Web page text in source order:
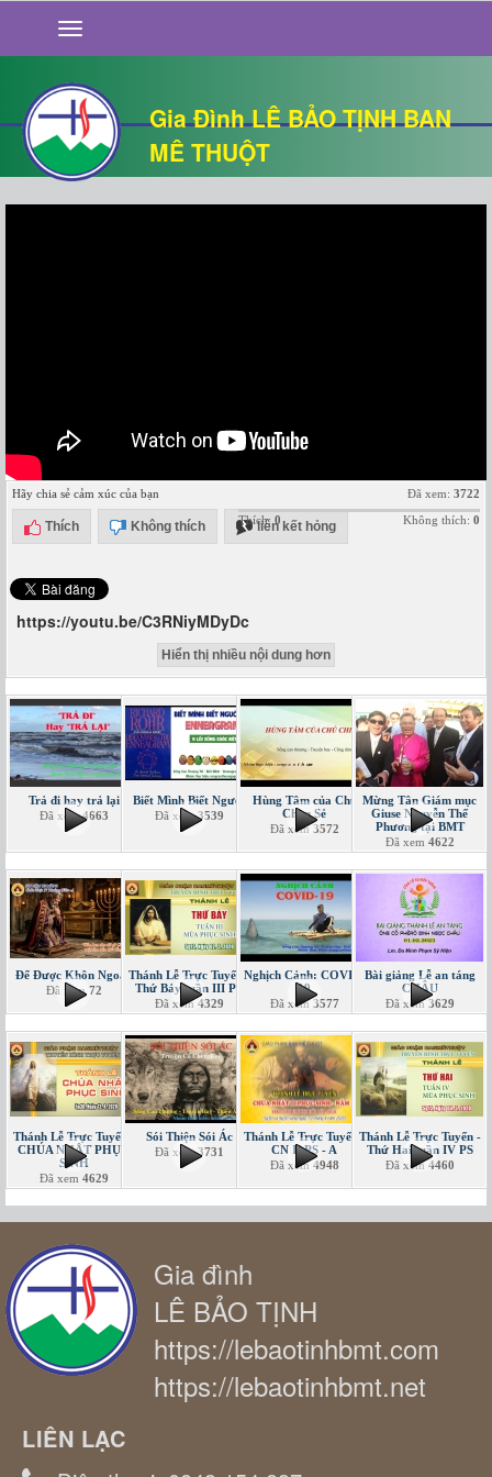
Gia Đình LÊ BẢO TỊNH BAN
MÊ THUỘT
GIỚI THIỆU
TIN TỨC
SỐNG ĐẠO
CHUYỆN NHÀ
QUÁN VĂN
Hãy chia sẻ cảm xúc của bạn
Thích Không thích liên kết hỏng
Đã xem: 3722
Thích: 0 Không thích: 0
https://youtu.be/C3RNiyMDyDc
Hiển thị nhiều nội dung hơn
Trả đi hay trả lại
Đã xem4663
Biết Mình Biết Người
Đã xem3539
Hùng Tâm của Chú
Chim Sẻ
Đã xem3572
Mừng Tân Giám mục
Giuse Nguyễn Thế
Phương tại BMT
Đã xem 4622
Để Được Khôn Ngoan
Đã xem 72
Thánh Lễ Trực Tuyến -
Thứ Bảy tuần III PS
Đã xem4329
Nghịch Cảnh: COVID-
19
Đã xem3577
Bài giảng Lễ an táng
CHÂU
Đã xem3629
Thánh Lễ Trực Tuyến -
CHÚA NHẬT PHỤC
SINH
Đã xem 4629
Sói Thiện Sói Ác
Đã xem3731
Thánh Lễ Trực Tuyến -
CN II PS - A
Đã xem4948
Thánh Lễ Trực Tuyến -
Thứ Hai tuần IV PS
Đã xem4460
Gia đình
LÊ BẢO TỊNH
https://lebaotinhbmt.com
https://lebaotinhbmt.net
LIÊN LẠC